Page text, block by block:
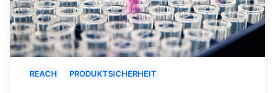
REACH PRODUKTSICHERHEIT